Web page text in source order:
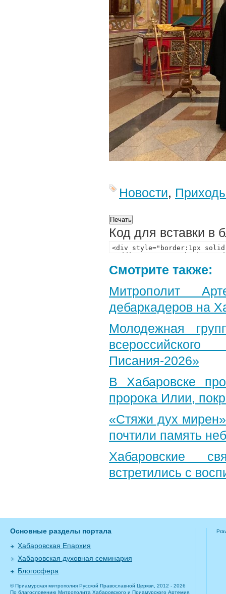
Новости,
Код для вставки в
Смотрите также:
Митрополит
дебаркадеров на
Молодежная
Писания-2026»
В Хабаровске
пророка Илии,
«Стяжи дух
почтили память
Хабаровские
встретились с
Основные разделы портала
Хабаровская Епархия
Хабаровская духовная семинария
Блогосфера
© Приамурская митрополия Русской Православной Церкви, 2012 - 2026
По благословению Митрополита Хабаровского и Приамурского Артемия.